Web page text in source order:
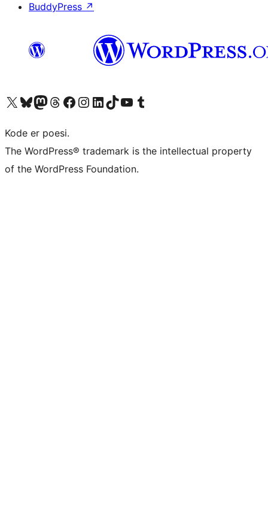
BuddyPress ↗
Besøg vores X (tidligere Twitter) konto
Besøg vores Bluesky-konto
Besøg vores Mastodon konto
Besøg vores Threads-konto
Besøg vores Facebook sideBesøg vores Instagram konto
Besøg vores LinkedIn konto
Besøg vores TikTok-konto
Besøg vores YouTube-kanalBesøg vores Tumblr-konto
Kode er poesi.
The WordPress® trademark is the intellectual property
of the WordPress Foundation.